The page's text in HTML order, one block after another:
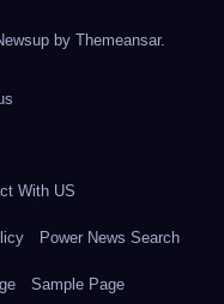
by Themeansar.
With US
Power News Search
Sample Page